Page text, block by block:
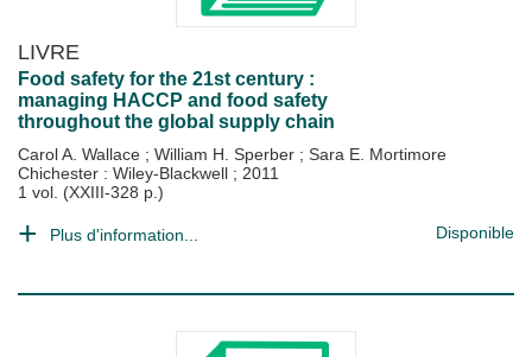
LIVRE
Food safety for the 21st century :
managing HACCP and food safety
throughout the global supply chain
Carol A. Wallace ; William H. Sperber ; Sara E. Mortimore
Chichester : Wiley-Blackwell ; 2011
1 vol. (XXIII-328 p.)
Plus d'information... Disponible